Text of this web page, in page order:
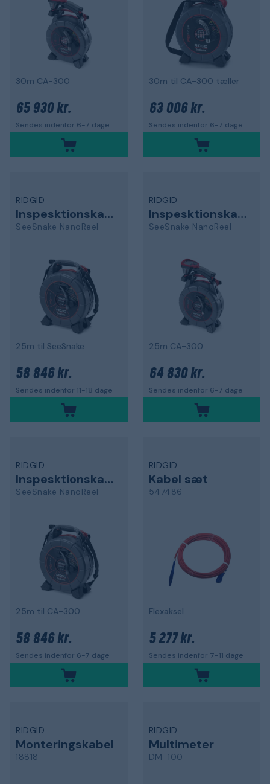
30m CA-300
65 930 kr.
Sendes indenfor 6-7 dage
30m til CA-300 tæller
63 006 kr.
Sendes indenfor 6-7 dage
RIDGID
Inspesktionskamera
SeeSnake NanoReel
25m til SeeSnake
58 846 kr.
Sendes indenfor 11-18 dage
RIDGID
Inspesktionskamera
SeeSnake NanoReel
25m CA-300
64 830 kr.
Sendes indenfor 6-7 dage
RIDGID
Inspesktionskamera
SeeSnake NanoReel
25m til CA-300
58 846 kr.
Sendes indenfor 6-7 dage
RIDGID
Kabel sæt
547486
Flexaksel
5 277 kr.
Sendes indenfor 7-11 dage
RIDGID
Monteringskabel
18818
RIDGID
Multimeter
DM-100